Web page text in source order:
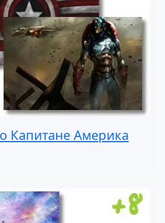
Капитане Америка